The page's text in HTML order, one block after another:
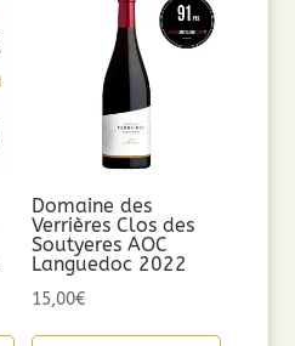
Domaine des
Verrières Clos des
Soutyeres AOC
Languedoc 2022
15,00€